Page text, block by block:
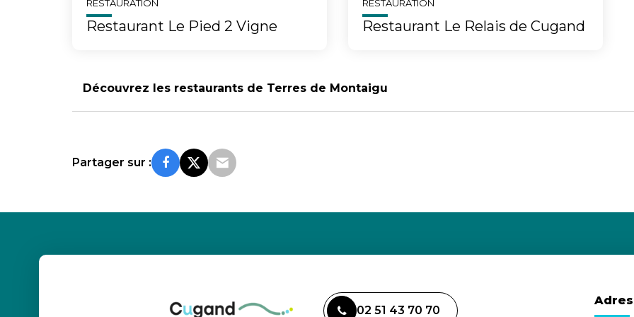
RESTAURATION
Restaurant Le Pied 2 Vigne
RESTAURATION
Restaurant Le Relais de Cugand
Découvrez les restaurants de Terres de Montaigu
Partager sur :
02 51 43 70 70